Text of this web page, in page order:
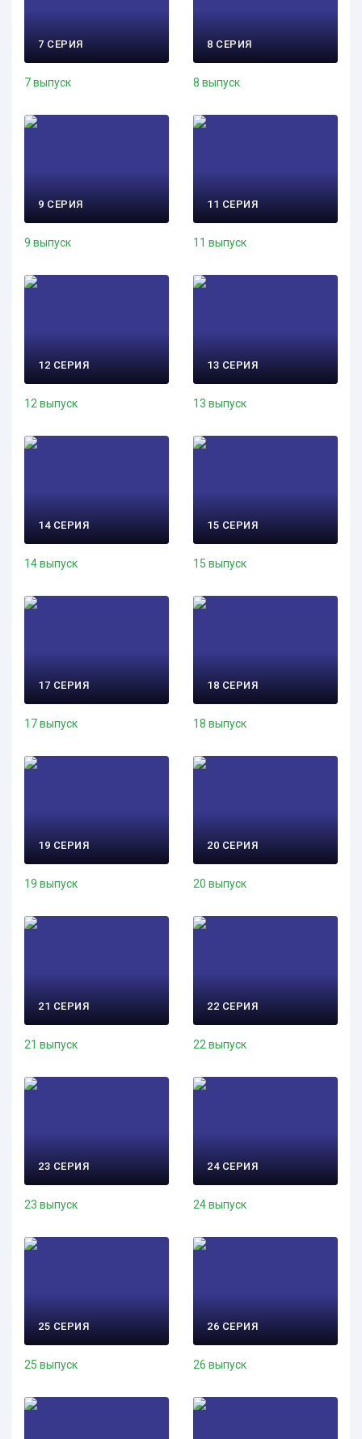
7 СЕРИЯ
7 выпуск
8 СЕРИЯ
8 выпуск
9 СЕРИЯ
9 выпуск
11 СЕРИЯ
11 выпуск
12 СЕРИЯ
12 выпуск
13 СЕРИЯ
13 выпуск
14 СЕРИЯ
14 выпуск
15 СЕРИЯ
15 выпуск
17 СЕРИЯ
17 выпуск
18 СЕРИЯ
18 выпуск
19 СЕРИЯ
19 выпуск
20 СЕРИЯ
20 выпуск
21 СЕРИЯ
21 выпуск
22 СЕРИЯ
22 выпуск
23 СЕРИЯ
23 выпуск
24 СЕРИЯ
24 выпуск
25 СЕРИЯ
25 выпуск
26 СЕРИЯ
26 выпуск